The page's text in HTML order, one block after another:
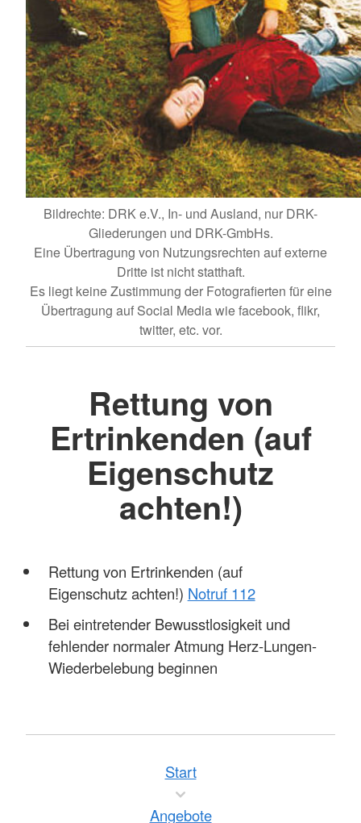
Bildrechte: DRK e.V., In- und Ausland, nur DRK-
Gliederungen und DRK-GmbHs.
Eine Übertragung von Nutzungsrechten auf externe
Dritte ist nicht statthaft.
Es liegt keine Zustimmung der Fotografierten für eine
Übertragung auf Social Media wie facebook, flikr,
twitter, etc. vor.
Rettung von
Ertrinkenden (auf
Eigenschutz
achten!)
Rettung von Ertrinkenden (auf
Eigenschutz achten!) Notruf 112
Bei eintretender Bewusstlosigkeit und
fehlender normaler Atmung Herz-Lungen-
Wiederbelebung beginnen
Start
Angebote